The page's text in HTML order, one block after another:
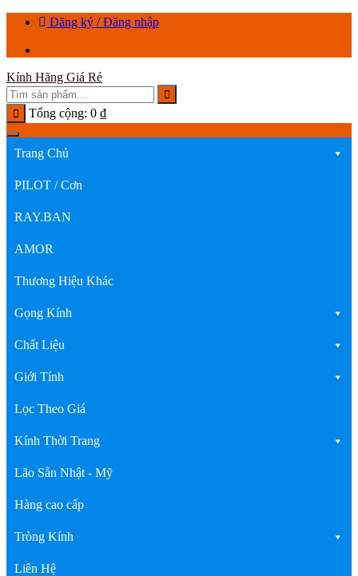
Chuyển
dung
Đăng ký / Đăng nhập
Kính Hãng Giá Rẻ
Tổng cộng: 0 ₫
Trang Chủ
PILOT / Cơn
RAY.BAN
AMOR
Thương Hiệu Khác
Gọng Kính
Chất Liệu
Giới Tính
Lọc Theo Giá
Kính Thời Trang
Lão Sẵn Nhật - Mỹ
Hàng cao cấp
Tròng Kính
Liên Hệ